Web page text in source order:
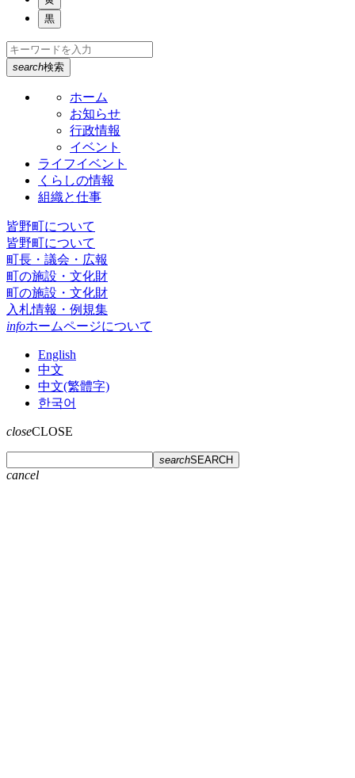
黒
search検索
ホーム
お知らせ
行政情報
イベント
ライフイベント
くらしの情報
組織と仕事
皆野町について
皆野町について
町長・議会・広報
町の施設・文化財
町の施設・文化財
入札情報・例規集
infoホームページについて
English
中文
中文(繁體字)
한국어
closeCLOSE
searchSEARCH
cancel